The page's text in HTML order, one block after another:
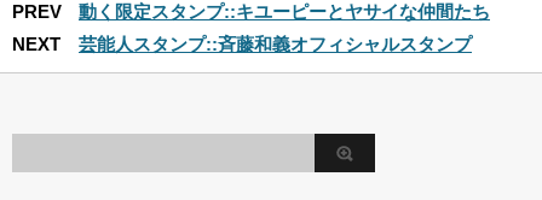
PREV
動く限定スタンプ::キユーピーとヤサイな仲間たち
NEXT
芸能人スタンプ::斉藤和義オフィシャルスタンプ